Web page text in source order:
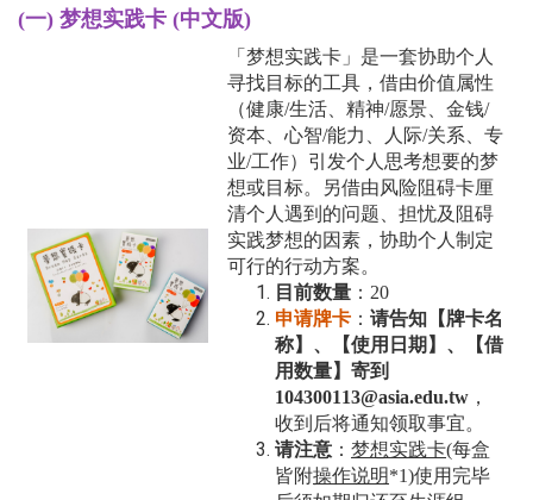
(一) 梦想实践卡 (中文版)
「梦想实践卡」是一套协助个人
寻找目标的工具，借由价值属性
（健康/生活、精神/愿景、金钱/
资本、心智/能力、人际/关系、专
业/工作）引发个人思考想要的梦
想或目标。另借由风险阻碍卡厘
清个人遇到的问题、担忧及阻碍
实践梦想的因素，协助个人制定
可行的行动方案。
目前数量 ：20
申请牌卡 ： 请告知【牌卡名
称】、【使用日期】、【借
用数量】寄到
104300113@asia.edu.tw ，
收到后将通知领取事宜。
请注意 ： 梦想实践卡(每盒
皆附操作说明*1)使用完毕